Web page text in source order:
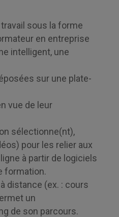
sous la forme
en entreprise
intelligent, une
sur une plate-
vue de leur
sélectionne(nt),
pour les relier aux
à partir de logiciels
formation.
distance (ex. : cours
un
de son parcours.